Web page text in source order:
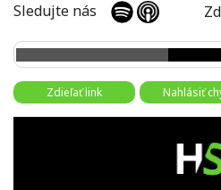
Sledujte nás
Zdieľať link Nahlásiť